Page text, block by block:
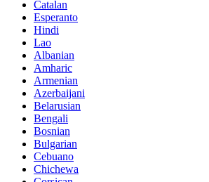
Catalan
Esperanto
Hindi
Lao
Albanian
Amharic
Armenian
Azerbaijani
Belarusian
Bengali
Bosnian
Bulgarian
Cebuano
Chichewa